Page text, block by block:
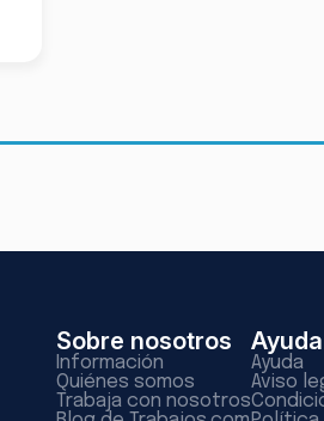
Sobre nosotros
Información
Quiénes somos
Trabaja con nosotros
Ayuda
Ayuda
Aviso